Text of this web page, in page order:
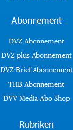
Abonnement
DVZ Abonnement
DVZ plus Abonnement
DVZ-Brief Abonnement
THB Abonnement
DVV Media Abo Shop
Rubriken